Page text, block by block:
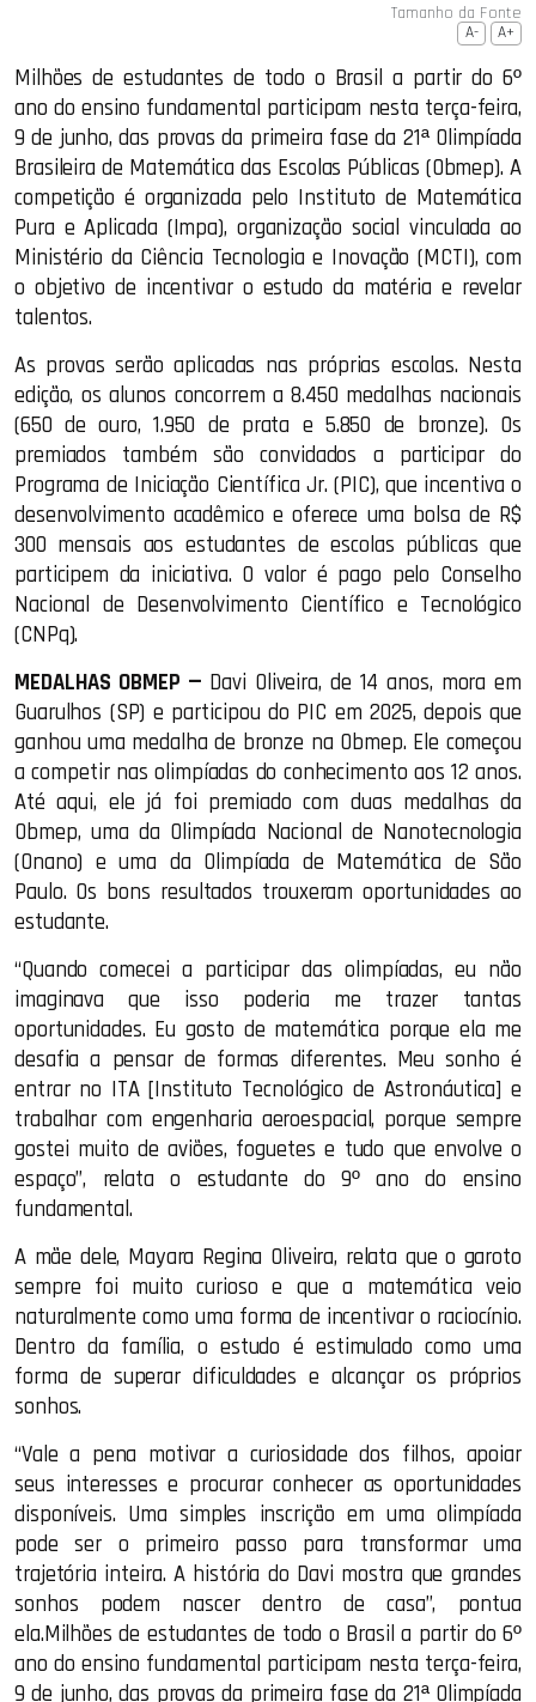
Tamanho da Fonte
A- A+
Milhões de estudantes de todo o Brasil a partir do 6º
ano do ensino fundamental participam nesta terça-feira,
9 de junho, das provas da primeira fase da 21ª Olimpíada
Brasileira de Matemática das Escolas Públicas (Obmep). A
competição é organizada pelo Instituto de Matemática
Pura e Aplicada (Impa), organização social vinculada ao
Ministério da Ciência Tecnologia e Inovação (MCTI), com
o objetivo de incentivar o estudo da matéria e revelar
talentos.
As provas serão aplicadas nas próprias escolas. Nesta
edição, os alunos concorrem a 8.450 medalhas nacionais
(650 de ouro, 1.950 de prata e 5.850 de bronze). Os
premiados também são convidados a participar do
Programa de Iniciação Científica Jr. (PIC), que incentiva o
desenvolvimento acadêmico e oferece uma bolsa de R$
300 mensais aos estudantes de escolas públicas que
participem da iniciativa. O valor é pago pelo Conselho
Nacional de Desenvolvimento Científico e Tecnológico
(CNPq).
MEDALHAS OBMEP — Davi Oliveira, de 14 anos, mora em
Guarulhos (SP) e participou do PIC em 2025, depois que
ganhou uma medalha de bronze na Obmep. Ele começou
a competir nas olimpíadas do conhecimento aos 12 anos.
Até aqui, ele já foi premiado com duas medalhas da
Obmep, uma da Olimpíada Nacional de Nanotecnologia
(Onano) e uma da Olimpíada de Matemática de São
Paulo. Os bons resultados trouxeram oportunidades ao
estudante.
“Quando comecei a participar das olimpíadas, eu não
imaginava que isso poderia me trazer tantas
oportunidades. Eu gosto de matemática porque ela me
desafia a pensar de formas diferentes. Meu sonho é
entrar no ITA [Instituto Tecnológico de Astronáutica] e
trabalhar com engenharia aeroespacial, porque sempre
gostei muito de aviões, foguetes e tudo que envolve o
espaço”, relata o estudante do 9º ano do ensino
fundamental.
A mãe dele, Mayara Regina Oliveira, relata que o garoto
sempre foi muito curioso e que a matemática veio
naturalmente como uma forma de incentivar o raciocínio.
Dentro da família, o estudo é estimulado como uma
forma de superar dificuldades e alcançar os próprios
sonhos.
“Vale a pena motivar a curiosidade dos filhos, apoiar
seus interesses e procurar conhecer as oportunidades
disponíveis. Uma simples inscrição em uma olimpíada
pode ser o primeiro passo para transformar uma
trajetória inteira. A história do Davi mostra que grandes
sonhos podem nascer dentro de casa”, pontua
ela.Milhões de estudantes de todo o Brasil a partir do 6º
ano do ensino fundamental participam nesta terça-feira,
9 de junho, das provas da primeira fase da 21ª Olimpíada